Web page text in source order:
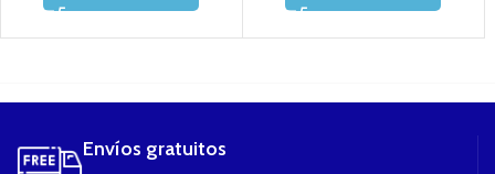
Envíos gratuitos